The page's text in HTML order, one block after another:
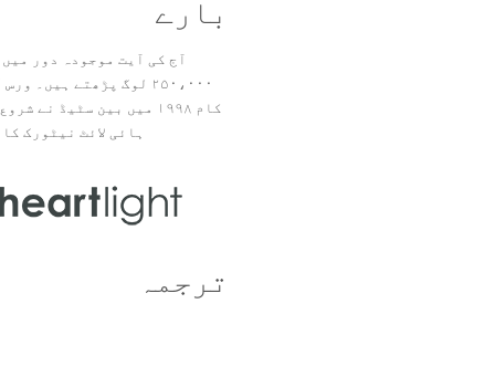
بارے
آج کی آیت موجودہ دور
۲۵۰،۰۰۰ لوگ پڑھتے ہیں۔
ہائی لائٹ نیٹورک
ترجمہ